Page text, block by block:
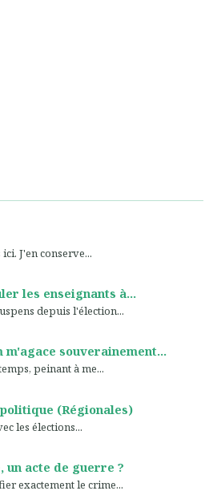
J'en conserve...
les enseignants à...
depuis l'élection...
m'agace souverainement...
peinant à me...
(Régionales)
les élections...
un acte de guerre ?
exactement le crime...